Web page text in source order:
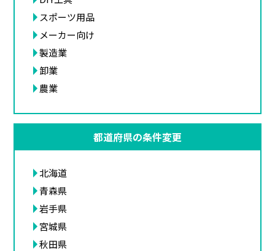
スポーツ用品
メーカー向け
製造業
卸業
農業
都道府県の条件変更
北海道
青森県
岩手県
宮城県
秋田県